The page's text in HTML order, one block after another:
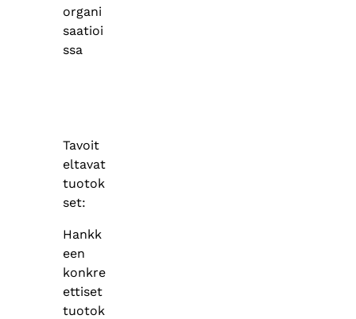
organi
saatioi
ssa
Tavoit
eltavat
tuotok
set:
Hankk
een
konkre
ettiset
tuotok